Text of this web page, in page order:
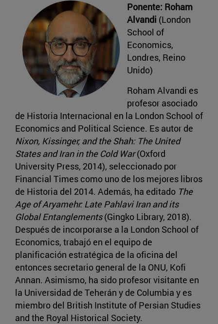
Ponente: Roham
Alvandi (London
School of
Economics,
Londres, Reino
Unido)
Roham Alvandi es
profesor asociado
de Historia Internacional en la London School of
Economics and Political Science. Es autor de
Nixon, Kissinger, and the Shah: The United
States and Iran in the Cold War(Oxford
University Press, 2014), seleccionado por
Financial Times como uno de los mejores libros
de Historia del 2014. Además, ha editado The
Age of Aryamehr: Late Pahlavi Iran and its
Global Entanglements(Gingko Library, 2018).
Después de incorporarse a la London School of
Economics, trabajó en el equipo de
planificación estratégica de la oficina del
entonces secretario general de la ONU, Kofi
Annan. Asimismo, ha sido profesor visitante en
la Universidad de Teherán y de Columbia y es
miembro del British Institute of Persian Studies
and the Royal Historical Society.